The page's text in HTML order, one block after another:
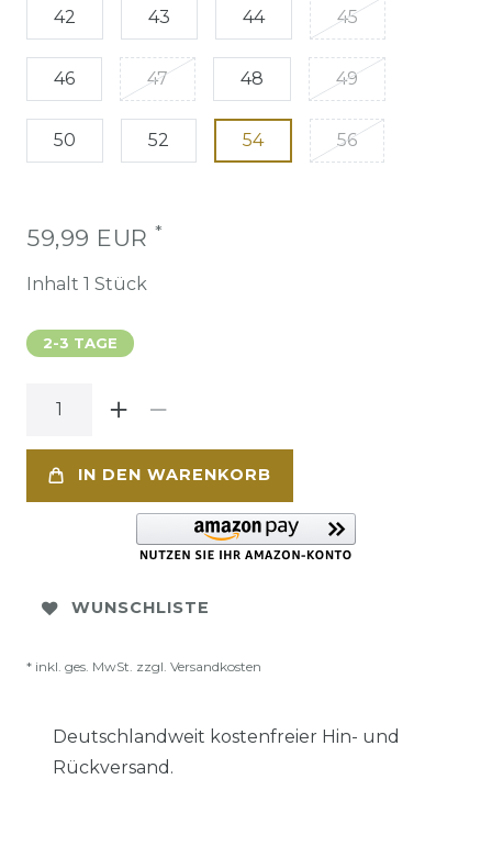
42 43 44 45
46 47 48 49
50 52 54 56
59,99 EUR *
Inhalt 1 Stück
2-3 TAGE
IN DEN WARENKORB
WUNSCHLISTE
* inkl. ges. MwSt. zzgl. Versandkosten
Deutschlandweit kostenfreier Hin- und
Rückversand.